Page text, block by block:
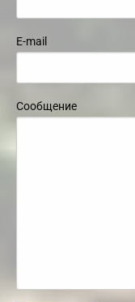
E-mail
Сообщение